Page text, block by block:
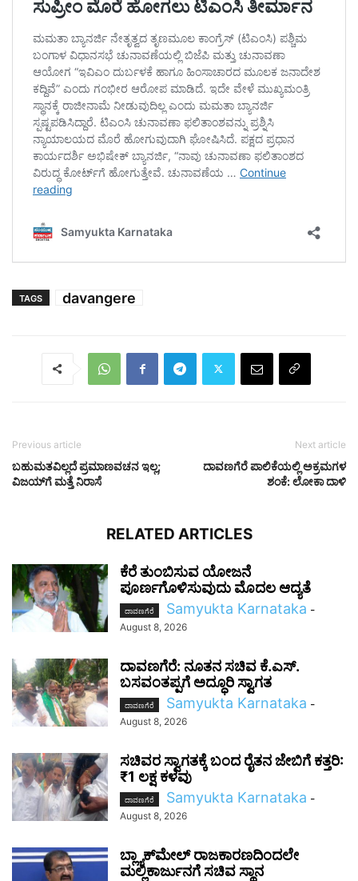
TAGS davangere
Previous article
ಬಹುಮತವಿಲ್ಲದೆ ಪ್ರಮಾಣವಚನ ಇಲ್ಲ;
ವಿಜಯ್‌ಗೆ ಮತ್ತೆ ನಿರಾಸೆ
Next article
ದಾವಣಗೆರೆ ಪಾಲಿಕೆಯಲ್ಲಿ ಅಕ್ರಮಗಳ
ಶಂಕೆ: ಲೋಕಾ ದಾಳಿ
RELATED ARTICLES
ಕೆರೆ ತುಂಬಿಸುವ ಯೋಜನೆ
ಪೂರ್ಣಗೊಳಿಸುವುದು ಮೊದಲ ಆದ್ಯತೆ
ದಾವಣಗೆರೆ Samyukta Karnataka -
August 8, 2026
ದಾವಣಗೆರೆ: ನೂತನ ಸಚಿವ ಕೆ.ಎಸ್.
ಬಸವಂತಪ್ಪಗೆ ಅದ್ಧೂರಿ ಸ್ವಾಗತ
ದಾವಣಗೆರೆ Samyukta Karnataka -
August 8, 2026
ಸಚಿವರ ಸ್ವಾಗತಕ್ಕೆ ಬಂದ ರೈತನ ಜೇಬಿಗೆ ಕತ್ತರಿ:
₹1 ಲಕ್ಷ ಕಳವು
ದಾವಣಗೆರೆ Samyukta Karnataka -
August 8, 2026
ಬ್ಲ್ಯಾಕ್‌ಮೇಲ್ ರಾಜಕಾರಣದಿಂದಲೇ
ಮಲ್ಲಿಕಾರ್ಜುನಗೆ ಸಚಿವ ಸ್ಥಾನ